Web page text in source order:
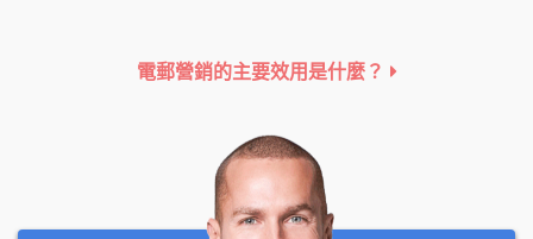
電郵營銷的主要效用是什麼？